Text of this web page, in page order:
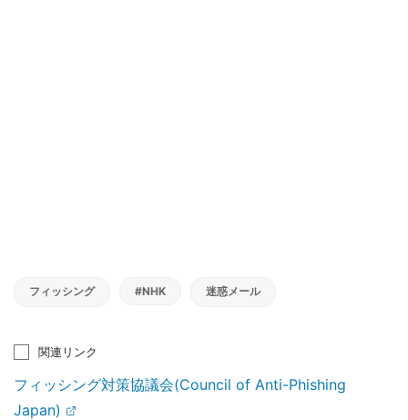
フィッシング #NHK 迷惑メール
関連リンク
フィッシング対策協議会(Council of Anti-Phishing
Japan)